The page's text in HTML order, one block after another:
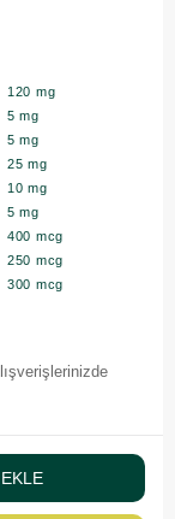
120 mg
5 mg
5 mg
25 mg
10 mg
5 mg
400 mcg
250 mcg
300 mcg